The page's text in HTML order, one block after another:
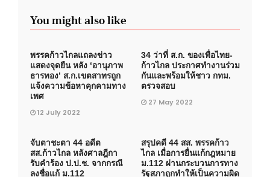
You might also like
พรรคก้าวไกลแถลงข่าว
แสดงจุดยืน หลัง ‘อานุภาพ
ธารทอง’ ส.ก.เขตสาทรถูก
แจ้งความข้อหาคุกคามทาง
เพศ
12 July 2022
34 ว่าที่ ส.ก. ของเพื่อไทย-
ก้าวไกล ประกาศทำงานร่วม
กันและพร้อมให้ชาว กทม.
ตรวจสอบ
27 May 2022
จับตาชะตา 44 อดีต
สส.ก้าวไกล หลังศาลฎีกา
รับคำร้อง ป.ป.ช. จากกรณี
ลงชื่อแก้ ม.112
สรุปคดี 44 สส. พรรคก้าว
ไกล เมื่อการยื่นแก้กฎหมาย
ม.112 ผ่านกระบวนการทาง
รัฐสภาถูกทำให้เป็นความผิด